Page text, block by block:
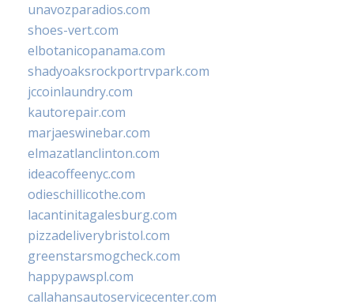
unavozparadios.com
shoes-vert.com
elbotanicopanama.com
shadyoaksrockportrvpark.com
jccoinlaundry.com
kautorepair.com
marjaeswinebar.com
elmazatlanclinton.com
ideacoffeenyc.com
odieschillicothe.com
lacantinitagalesburg.com
pizzadeliverybristol.com
greenstarsmogcheck.com
happypawspl.com
callahansautoservicecenter.com